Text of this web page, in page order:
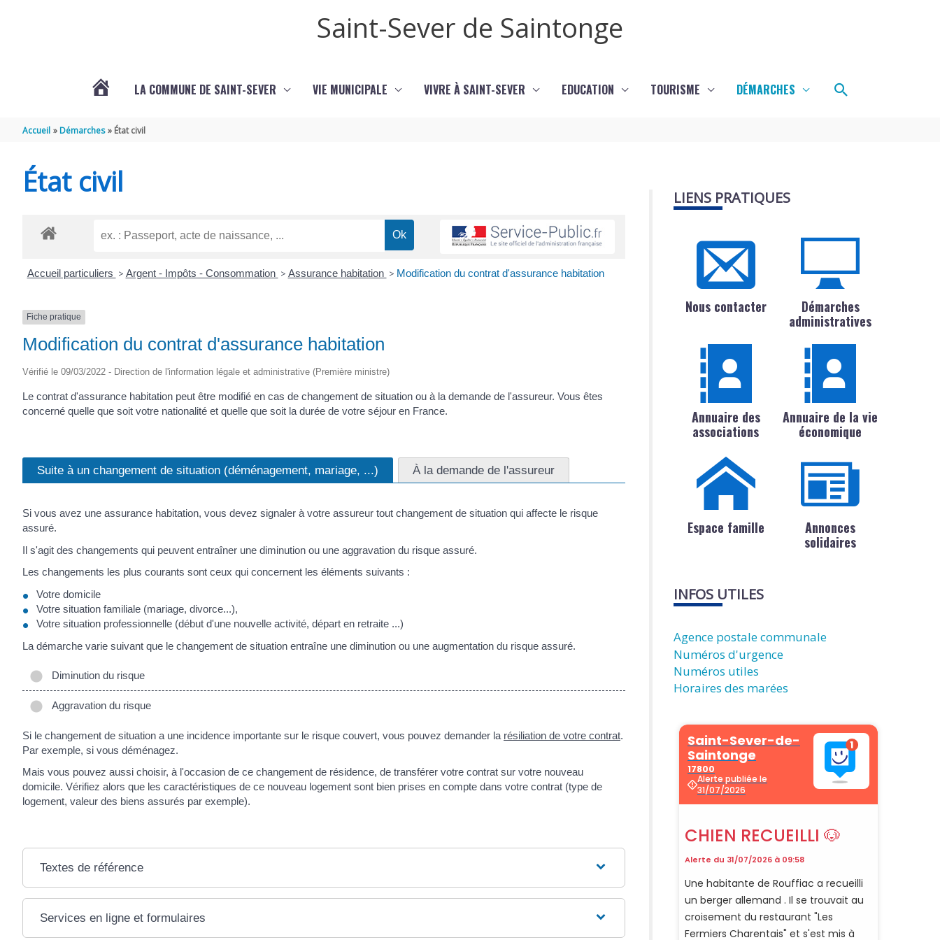
Saint-Sever de Saintonge
SAINTONGE
LA COMMUNE DE SAINT-SEVER VIE MUNICIPALE VIVRE À SAINT-SEVER EDUCATION TOURISME DÉMARCHES Rechercher
Accueil Démarches État civil
État civil
Accueil particuliers > Argent - Impôts - Consommation > Assurance habitation > Modification du contrat d'assurance habitation
Fiche pratique
Modification du contrat d'assurance habitation
Vérifié le 09/03/2022 - Direction de l'information légale et administrative (Première ministre)
Le contrat d'assurance habitation peut être modifié en cas de changement de situation ou à la demande de l'assureur. Vous êtes
concerné quelle que soit votre nationalité et quelle que soit la durée de votre séjour en France.
Suite à un changement de situation (déménagement, mariage, ...) À la demande de l'assureur
Si vous avez une assurance habitation, vous devez signaler à votre assureur tout changement de situation qui affecte le risque
assuré.
Il s'agit des changements qui peuvent entraîner une diminution ou une aggravation du risque assuré.
Les changements les plus courants sont ceux qui concernent les éléments suivants :
Votre domicile
Votre situation familiale (mariage, divorce...),
Votre situation professionnelle (début d'une nouvelle activité, départ en retraite ...)
La démarche varie suivant que le changement de situation entraîne une diminution ou une augmentation du risque assuré.
Diminution du risque
Aggravation du risque
Si le changement de situation a une incidence importante sur le risque couvert, vous pouvez demander la résiliation de votre contrat.
Par exemple, si vous déménagez.
Mais vous pouvez aussi choisir, à l'occasion de ce changement de résidence, de transférer votre contrat sur votre nouveau
domicile. Vérifiez alors que les caractéristiques de ce nouveau logement sont bien prises en compte dans votre contrat (type de
logement, valeur des biens assurés par exemple).
Textes de référence
Services en ligne et formulaires
LIENS PRATIQUES
Nous contacter
Démarches
administratives
Annuaire des
associations
Annuaire de la vie
économique
Espace famille
Annonces
solidaires
INFOS UTILES
Agence postale communale
Numéros d'urgence
Numéros utiles
Horaires des marées